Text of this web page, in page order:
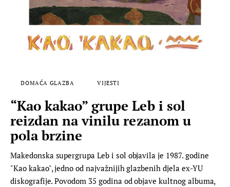
DOMAĆA GLAZBA VIJESTI
“Kao kakao” grupe Leb i sol
reizdan na vinilu rezanom u
pola brzine
Makedonska supergrupa Leb i sol objavila je 1987. godine
"Kao kakao", jedno od najvažnijih glazbenih djela ex-YU
diskografije. Povodom 35 godina od objave kultnog albuma,